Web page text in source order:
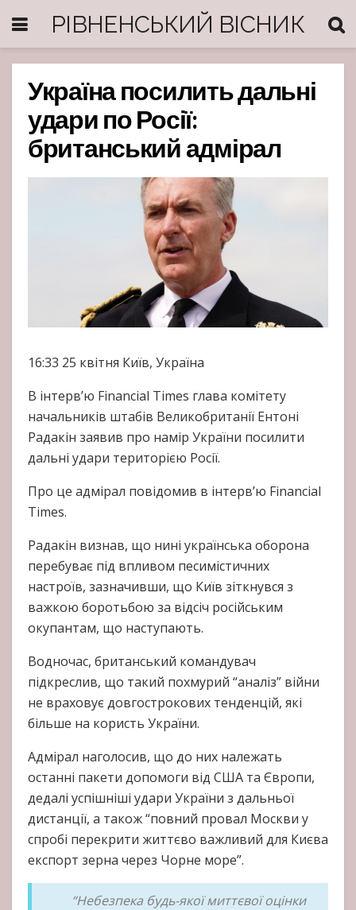
РІВНЕНСЬКИЙ ВІСНИК
Україна посилить дальні
удари по Росії:
британський адмірал
16:33 25 квітня Київ, Україна
В інтерв’ю Financial Times глава комітету
начальників штабів Великобританії Ентоні
Радакін заявив про намір України посилити
дальні удари територією Росії.
Про це адмірал повідомив в інтерв’ю Financial
Times.
Радакін визнав, що нині українська оборона
перебуває під впливом песимістичних
настроїв, зазначивши, що Київ зіткнувся з
важкою боротьбою за відсіч російським
окупантам, що наступають.
Водночас, британський командувач
підкреслив, що такий похмурий “аналіз” війни
не враховує довгострокових тенденцій, які
більше на користь України.
Адмірал наголосив, що до них належать
останні пакети допомоги від США та Європи,
дедалі успішніші удари України з дальньої
дистанції, а також “повний провал Москви у
спробі перекрити життєво важливий для Києва
експорт зерна через Чорне море”.
“Небезпека будь-якої миттєвої оцінки